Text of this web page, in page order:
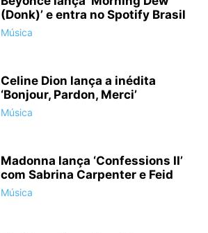
(Donk)’ e entra no Spotify Brasil
Música
Celine Dion lança a inédita
‘Bonjour, Pardon, Merci’
Música
Madonna lança ‘Confessions II’
com Sabrina Carpenter e Feid
Música